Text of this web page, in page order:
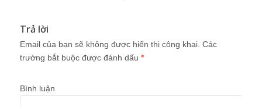
Trả lời
Email của bạn sẽ không được hiển thị công khai. Các
trường bắt buộc được đánh dấu *
Bình luận